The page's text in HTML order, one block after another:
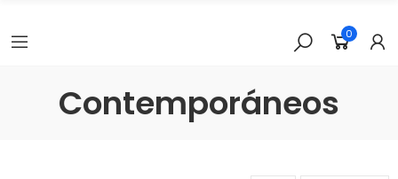
0
Contemporáneos